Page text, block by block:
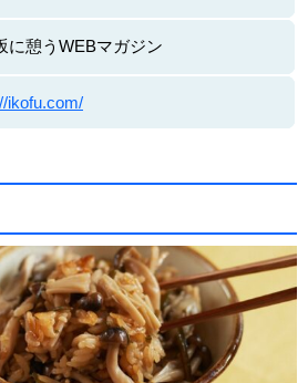
に憩うWEBマガジン
ikofu.com/